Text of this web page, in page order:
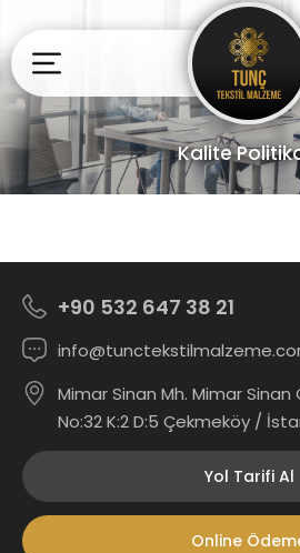
Kalite
+90 532 647 38 21
Mimar Sinan Mh. Mimar Sinan
No:32 K:2 D:5 Çekmeköy /
Yol Tarifi Al
Online